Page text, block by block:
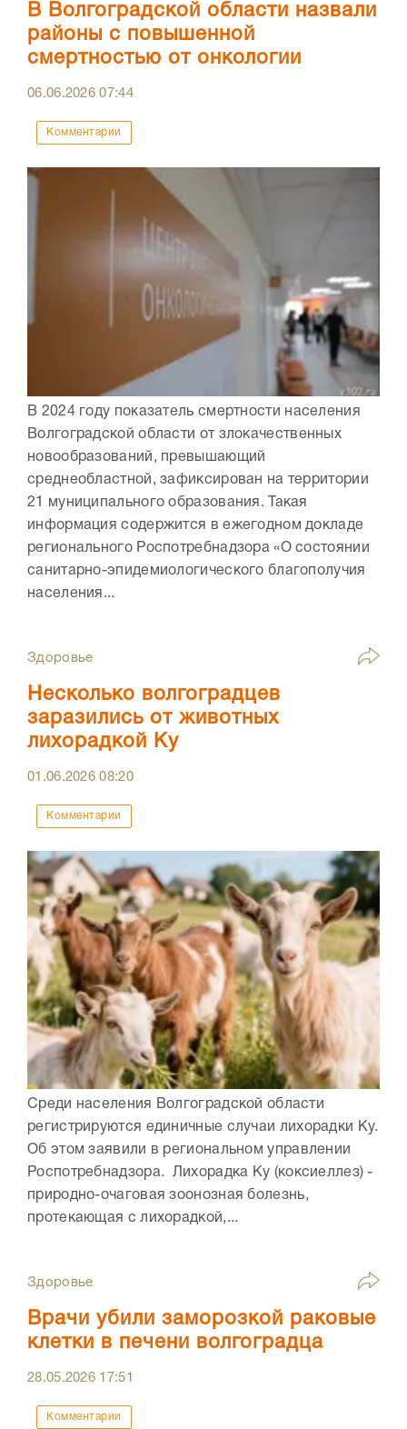
В Волгоградской области назвали
районы с повышенной
смертностью от онкологии
06.06.202607:44
Комментарии
В 2024 году показатель смертности населения
Волгоградской области от злокачественных
новообразований, превышающий
среднеобластной, зафиксирован на территории
21 муниципального образования. Такая
информация содержится в ежегодном докладе
регионального Роспотребнадзора «О состоянии
санитарно-эпидемиологического благополучия
населения...
Здоровье
Несколько волгоградцев
заразились от животных
лихорадкой Ку
01.06.202608:20
Комментарии
Среди населения Волгоградской области
регистрируются единичные случаи лихорадки Ку.
Об этом заявили в региональном управлении
Роспотребнадзора. Лихорадка Ку (коксиеллез) -
природно-очаговая зоонозная болезнь,
протекающая с лихорадкой,...
Здоровье
Врачи убили заморозкой раковые
клетки в печени волгоградца
28.05.2026 17:51
Комментарии